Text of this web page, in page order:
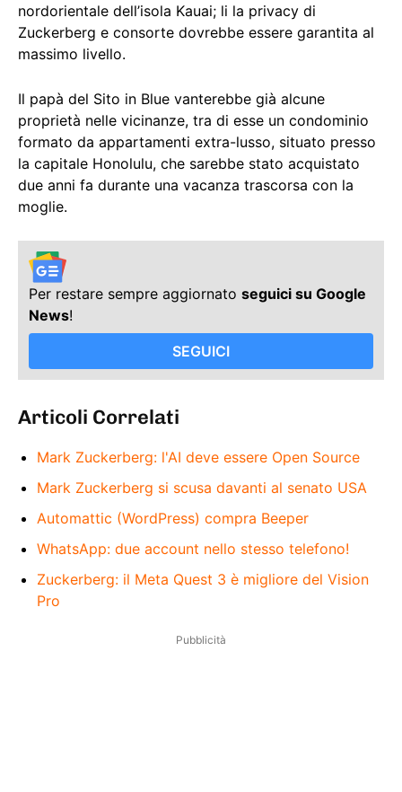
nordorientale dell’isola Kauai; li la privacy di
Zuckerberg e consorte dovrebbe essere garantita al
massimo livello.
Il papà del Sito in Blue vanterebbe già alcune
proprietà nelle vicinanze, tra di esse un condominio
formato da appartamenti extra-lusso, situato presso
la capitale Honolulu, che sarebbe stato acquistato
due anni fa durante una vacanza trascorsa con la
moglie.
Per restare sempre aggiornato seguici su Google
News!
SEGUICI
Articoli Correlati
Mark Zuckerberg: l'AI deve essere Open Source
Mark Zuckerberg si scusa davanti al senato USA
Automattic (WordPress) compra Beeper
WhatsApp: due account nello stesso telefono!
Zuckerberg: il Meta Quest 3 è migliore del Vision
Pro
Pubblicità